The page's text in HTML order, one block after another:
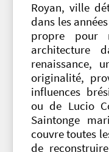
Royan, ville
dans les
propre pour
architecture
renaissance,
originalité,
influences
ou de Lucio
Saintonge
couvre toutes
de